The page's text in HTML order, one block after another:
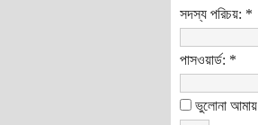
সদস্য পরিচয়: *
পাসওয়ার্ড: *
ভুলোনা আমায়